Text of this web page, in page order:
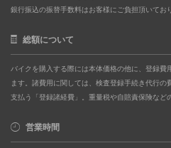
銀行振込の振替手数料はお客様にご負担頂いてお
総額について
バイクを購入する際には本体価格の他に、登録費
ます。諸費用に関しては、検査登録手続き代行
支払う「登録諸経費」。重量税や自賠責保険など
営業時間